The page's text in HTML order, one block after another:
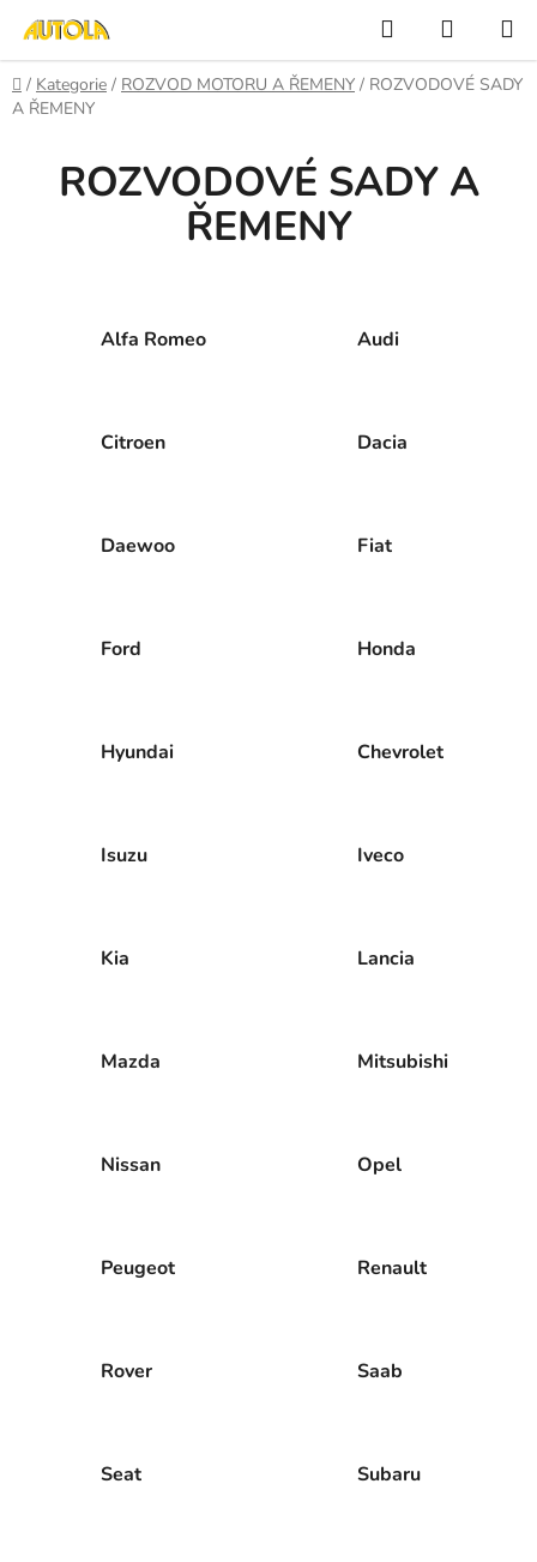
obsah
Hledat
KOŠÍK
Domů
/ Kategorie / ROZVOD MOTORU A ŘEMENY / ROZVODOVÉ SADY
A ŘEMENY
ROZVODOVÉ SADY A
ŘEMENY
Alfa Romeo Audi
Citroen Dacia
Daewoo Fiat
Ford Honda
Hyundai Chevrolet
Isuzu Iveco
Kia Lancia
Mazda Mitsubishi
Nissan Opel
Peugeot Renault
Rover Saab
Seat Subaru